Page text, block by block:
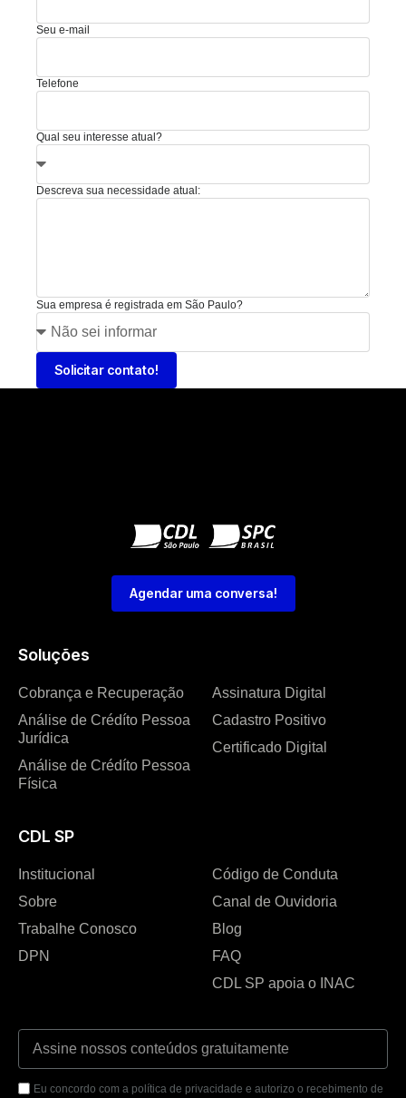
Seu e-mail
Telefone
Qual seu interesse atual?
Descreva sua necessidade atual:
Sua empresa é registrada em São Paulo?
Solicitar contato!
Soluções
Cobrança e Recuperação
Análise de Crédíto Pessoa
Jurídica
Análise de Crédíto Pessoa
Física
Assinatura Digital
Cadastro Positivo
Certificado Digital
CDL SP
Institucional
Sobre
Trabalhe Conosco
DPN
Código de Conduta
Canal de Ouvidoria
Blog
FAQ
CDL SP apoia o INAC
Eu concordo com a política de privacidade e autorizo o recebimento de
Agendar uma conversa!